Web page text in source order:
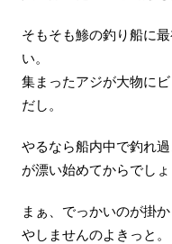
そもそも鯵の釣り船に
い。
集まったアジが大物に
だし。
やるなら船内中で釣れ
が漂い始めてからでし
まぁ、でっかいのが掛
やしませんのよきっと。